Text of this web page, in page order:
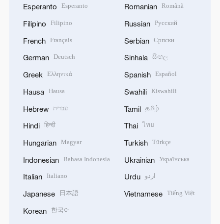
Esperanto Esperanto
Filipino Filipino
French Français
German Deutsch
Greek Ελληνικά
Hausa Hausa
Hebrew עברית
Hindi हिन्दी
Hungarian Magyar
Indonesian Bahasa Indonesia
Italian Italiano
Japanese 日本語
Korean 한국어
Romanian Română
Russian Русский
Serbian Српски
Sinhala සිංහල
Spanish Español
Swahili Kiswahili
Tamil தமிழ்
Thai ไทย
Turkish Türkçe
Ukrainian Українська
Urdu اردو
Vietnamese Tiếng Việt